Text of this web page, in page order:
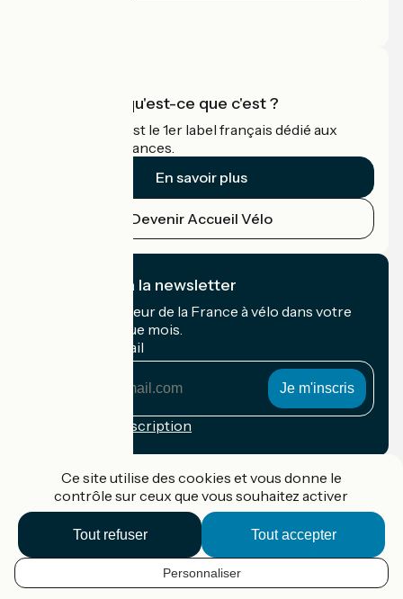
FR
Accueil Vélo qu'est-ce que c'est ?
Accueil Vélo c'est le 1er label français dédié aux
cyclistes en vacances.
En savoir plus
Devenir Accueil Vélo
Je m'abonne à la newsletter
Recevez le meilleur de la France à vélo dans votre
boîte mail chaque mois.
Mon adresse mail
Conditions d'inscription
Accueil Vélo Pro
Contact
Mentions légales
Ce site utilise des cookies et vous donne le
contrôle sur ceux que vous souhaitez activer
Tout accepter
Tout refuser
Personnaliser